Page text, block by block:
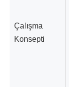
Çalışma
Konsepti